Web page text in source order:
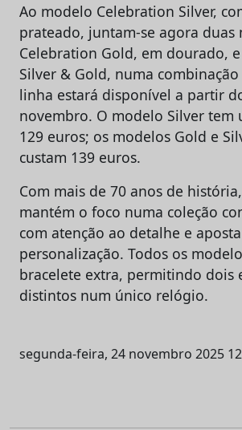
Ao modelo Celebration Silver,
prateado, juntam-se agora duas
Celebration Gold, em dourado,
Silver & Gold, numa
linha estará disponível a partir
novembro. O modelo Silver tem
129 euros; os modelos Gold e
custam 139 euros.
Com mais de 70 anos de
mantém o foco numa coleção
com atenção ao detalhe e
personalização. Todos os
bracelete extra, permitindo dois
distintos num único relógio.
segunda-feira, 24 novembro 2025